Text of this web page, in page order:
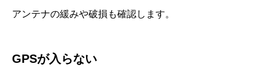
アンテナの緩みや破損も確認します。
GPSが入らない